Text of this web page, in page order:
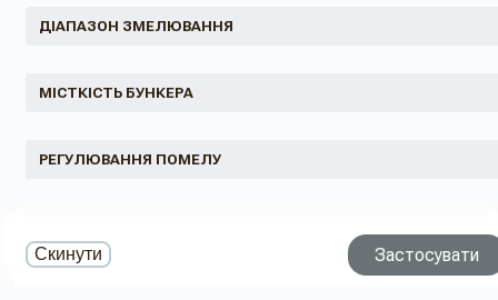
ДІАПАЗОН ЗМЕЛЮВАННЯ
МІСТКІСТЬ БУНКЕРА
РЕГУЛЮВАННЯ ПОМЕЛУ
Скинути Застосувати